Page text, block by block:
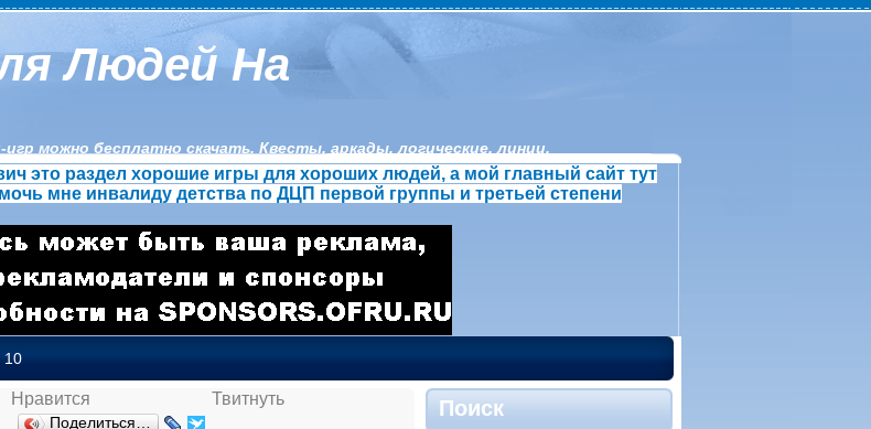
Людей На
можно бесплатно скачать. Квесты, аркады, логические, линии.
это раздел хорошие игры для хороших людей, а мой главный сайт тут
мне инвалиду детства по ДЦП первой группы и третьей степени
Нравится
Поделиться…
Твитнуть Поиск